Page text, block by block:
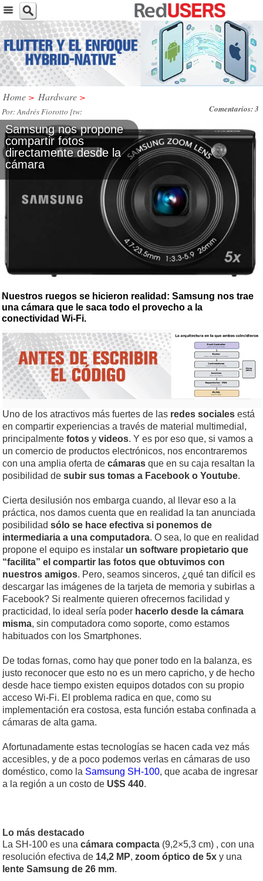
Home > Hardware >
Comentarios: 3
Por: Andrés Fiorotto [tw:
@andresfiorotto] / JUE, 7 / JUL / 2011
Samsung nos propone
compartir fotos
directamente desde la
cámara
Nuestros ruegos se hicieron realidad: Samsung nos trae
una cámara que le saca todo el provecho a la
conectividad Wi-Fi.
Uno de los atractivos más fuertes de las redes sociales está
en compartir experiencias a través de material multimedial,
principalmente fotos y videos. Y es por eso que, si vamos a
un comercio de productos electrónicos, nos encontraremos
con una amplia oferta de cámaras que en su caja resaltan la
posibilidad de subir sus tomas a Facebook o Youtube.
Cierta desilusión nos embarga cuando, al llevar eso a la
práctica, nos damos cuenta que en realidad la tan anunciada
posibilidad sólo se hace efectiva si ponemos de
intermediaria a una computadora. O sea, lo que en realidad
propone el equipo es instalar un software propietario que
“facilita” el compartir las fotos que obtuvimos con
nuestros amigos. Pero, seamos sinceros, ¿qué tan difícil es
descargar las imágenes de la tarjeta de memoria y subirlas a
Facebook? Si realmente quieren ofrecernos facilidad y
practicidad, lo ideal sería poder hacerlo desde la cámara
misma, sin computadora como soporte, como estamos
habituados con los Smartphones.
De todas fornas, como hay que poner todo en la balanza, es
justo reconocer que esto no es un mero capricho, y de hecho
desde hace tiempo existen equipos dotados con su propio
acceso Wi-Fi. El problema radica en que, como su
implementación era costosa, esta función estaba confinada a
cámaras de alta gama.
Afortunadamente estas tecnologías se hacen cada vez más
accesibles, y de a poco podemos verlas en cámaras de uso
doméstico, como la Samsung SH-100, que acaba de ingresar
a la región a un costo de U$S 440.
Lo más destacado
La SH-100 es una cámara compacta (9,2×5,3 cm) , con una
resolución efectiva de 14,2 MP, zoom óptico de 5x y una
lente Samsung de 26 mm.